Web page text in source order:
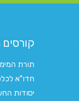
תורת המימון
חדו"א לכלכלה
יסודות